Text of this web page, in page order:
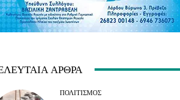
ΆΡΘΡΑ
ΠΟΛΙΤΙΣΜΌΣ